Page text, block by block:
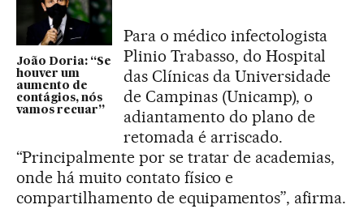
João Doria: “Se
houver um
aumento de
contágios, nós
vamos recuar”
Para o médico infectologista
Plinio Trabasso, do Hospital
das Clínicas da Universidade
de Campinas (Unicamp), o
adiantamento do plano de
retomada é arriscado.
“Principalmente por se tratar de academias,
onde há muito contato físico e
compartilhamento de equipamentos”, afirma.